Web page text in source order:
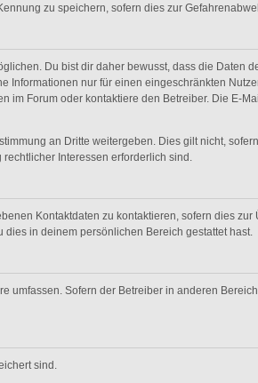
zu speichern, sofern dies zur
Du bist dir daher bewusst, dass die Daten
nur für einen eingeschränkten
im Forum oder kontaktiere den Betreiber. Die E-
an Dritte weitergeben. Dies gilt nicht,
Interessen erforderlich sind.
Kontaktdaten zu kontaktieren, sofern dies
in deinem persönlichen Bereich gestattet hast.
umfassen. Sofern der Betreiber in anderen
sind.